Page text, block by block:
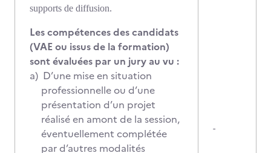
supports de diffusion.
Les compétences des candidats
(VAE ou issus de la formation)
sont évaluées par un jury au vu :
a) D’une mise en situation
professionnelle ou d’une
présentation d’un projet
réalisé en amont de la session,
éventuellement complétée
par d’autres modalités
-